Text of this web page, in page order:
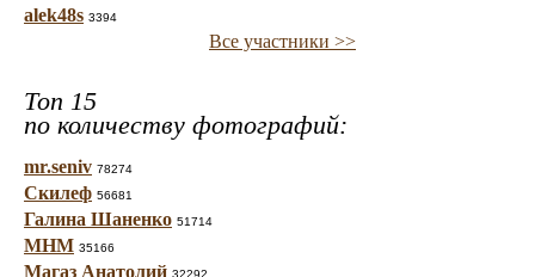
alek48s 3394
Все участники >>
Топ 15
по количеству фотографий:
mr.seniv 78274
Скилеф 56681
Галина Шаненко 51714
МНМ 35166
Магаз Анатолий 32292